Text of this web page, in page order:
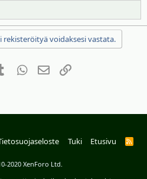
voidaksesi vastata.
TumblrWhatsAppSähköposti
Linkki
Tuki Etusivu
R
2020 XenForo Ltd.